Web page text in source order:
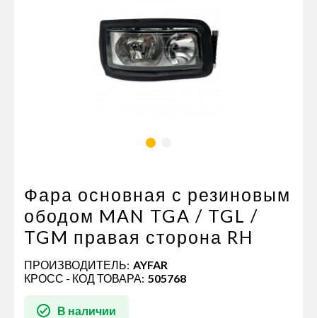
Автономное отопление и
кондиционировани
Стяжные ремни и тросы
Фара основная с резиновым
ободом MAN TGA / TGL /
TGM правая сторона RH
ПРОИЗВОДИТЕЛЬ: AYFAR
КРОСС - КОД ТОВАРА: 505768
В наличии